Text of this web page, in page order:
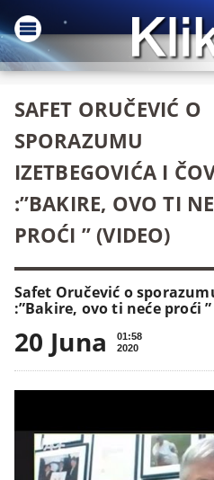
SAFET ORUČEVIĆ O
SPORAZUMU
IZETBEGOVIĆA I
:”BAKIRE, OVO TI
PROĆI ” (VIDEO)
Safet Oručević o
:”Bakire, ovo ti neće proći ”
20 Juna
01:58
2020